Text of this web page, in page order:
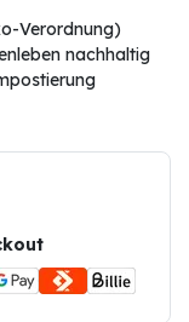
Verordnung)
nachhaltig